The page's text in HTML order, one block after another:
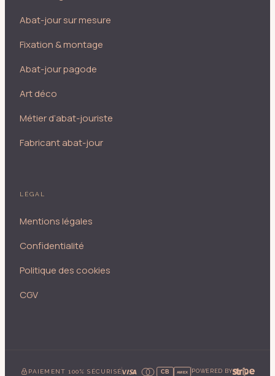
Abat-jour sur mesure
Fixation & montage
Abat-jour pagode
Art déco
Métier d’abat-jouriste
Fabricant abat-jour
LÉGAL
Mentions légales
Confidentialité
Politique des cookies
CGV
PAIEMENT 100% SÉCURISÉ CB AMEX POWERED BY